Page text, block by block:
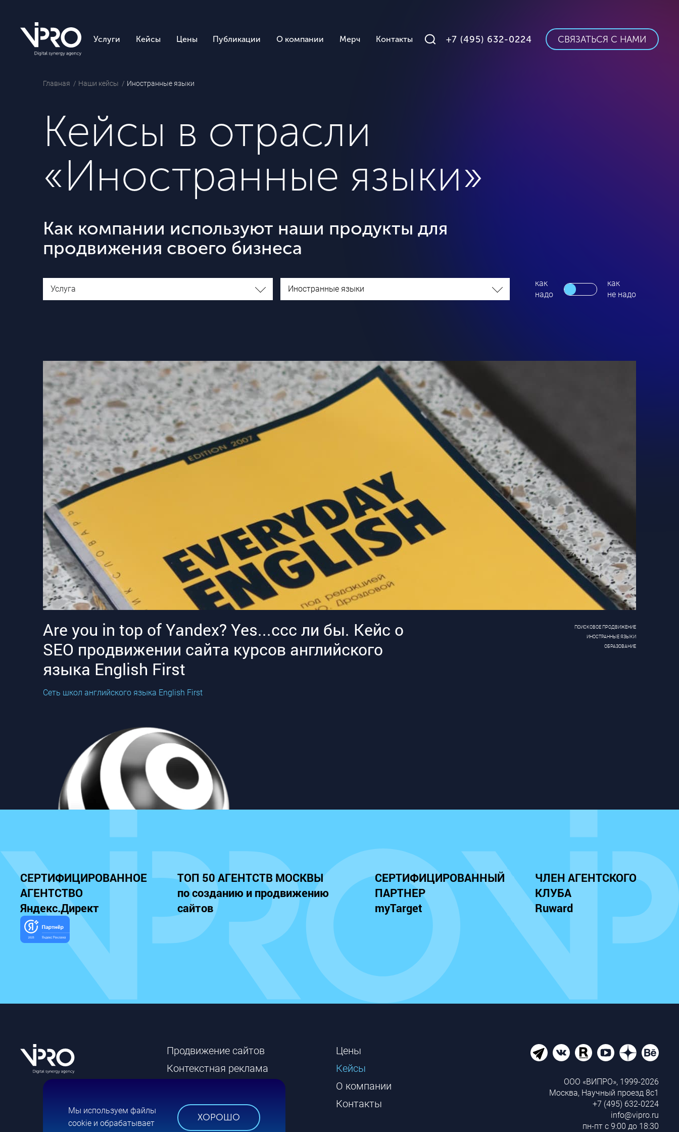
Услуги Кейсы Цены Публикации О компании Мерч Контакты +7 (495) 632-0224 СВЯЗАТЬСЯ С НАМИ
Главная Наши кейсы Иностранные языки
Кейсы в отрасли
«Иностранные языки»
Как компании используют наши продукты для
продвижения своего бизнеса
Услуга Иностранные языки
как
надо
как
не надо
Are you in top of Yandex? Yes...ссс ли бы. Кейс о
SEO продвижении сайта курсов английского
языка English First
Сеть школ английского языка English First
ПОИСКОВОЕ ПРОДВИЖЕНИЕ
ИНОСТРАННЫЕ ЯЗЫКИ
ОБРАЗОВАНИЕ
СЕРТИФИЦИРОВАННОЕ
АГЕНТСТВО
Яндекс.Директ
ТОП 50 АГЕНТСТВ МОСКВЫ
по созданию и продвижению
сайтов
СЕРТИФИЦИРОВАННЫЙ
ПАРТНЕР
myTarget
ЧЛЕН АГЕНТСКОГО
КЛУБА
Ruward
Продвижение сайтов
Контекстная реклама
Брендинг
Цены
Кейсы
О компании
Контакты
ООО «ВИПРО», 1999-2026
Москва, Научный проезд 8с1
+7 (495) 632-0224
info@vipro.ru
пн-пт с 9:00 до 18:30
Мы используем файлы
cookie и обрабатывает
ХОРОШО